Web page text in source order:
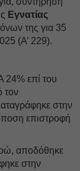
Εγνατίας
της για 35
(Α’ 229).
επί του
τον
στην
επιστροφή
αποδόθηκε
στην